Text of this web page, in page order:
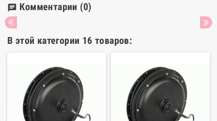
chat Комментарии (0)
В этой категории 16 товаров: